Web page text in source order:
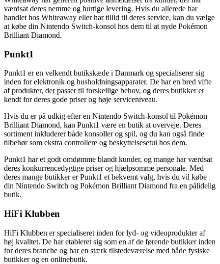
værdsat deres nemme og hurtige levering. Hvis du allerede har
handlet hos Whiteaway eller har tillid til deres service, kan du vælge
at købe din Nintendo Switch-konsol hos dem til at nyde Pokémon
Brilliant Diamond.
Punkt1
Punkt1 er en velkendt butikskæde i Danmark og specialiserer sig
inden for elektronik og husholdningsapparater. De har en bred vifte
af produkter, der passer til forskellige behov, og deres butikker er
kendt for deres gode priser og høje serviceniveau.
Hvis du er på udkig efter en Nintendo Switch-konsol til Pokémon
Brilliant Diamond, kan Punkt1 være en butik at overveje. Deres
sortiment inkluderer både konsoller og spil, og du kan også finde
tilbehør som ekstra controllere og beskyttelsesetui hos dem.
Punkt1 har et godt omdømme blandt kunder, og mange har værdsat
deres konkurrencedygtige priser og hjælpsomme personale. Med
deres mange butikker er Punkt1 et bekvemt valg, hvis du vil købe
din Nintendo Switch og Pokémon Brilliant Diamond fra en pålidelig
butik.
HiFi Klubben
HiFi Klubben er specialiseret inden for lyd- og videoprodukter af
høj kvalitet. De har etableret sig som en af ​​de førende butikker inden
for deres branche og har en stærk tilstedeværelse med både fysiske
butikker og en onlinebutik.